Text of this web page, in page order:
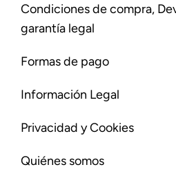
Condiciones de compra,
garantía legal
Formas de pago
Información Legal
Privacidad y Cookies
Quiénes somos